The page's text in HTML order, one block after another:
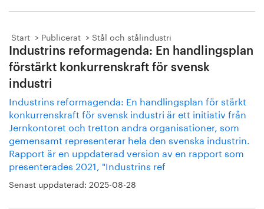
Start Publicerat Stål och stålindustri
Industrins reformagenda: En handlingsplan
förstärkt konkurrenskraft för svensk
industri
Industrins reformagenda: En handlingsplan för stärkt
konkurrenskraft för svensk industri är ett initiativ från
Jernkontoret och tretton andra organisationer, som
gemensamt representerar hela den svenska industrin.
Rapport är en uppdaterad version av en rapport som
presenterades 2021, "Industrins ref
Senast uppdaterad: 2025-08-28